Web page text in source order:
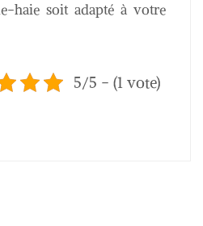
haie soit adapté à votre
5/5 - (1 vote)